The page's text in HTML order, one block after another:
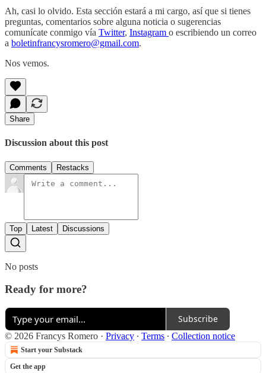
Ah, casi lo olvido. Esta sección estará a mi cargo, así que si tienes
preguntas, comentarios sobre alguna noticia o sugerencias
comunícate conmigo vía Twitter, Instagram o escribiendo un correo
a boletinfrancysromero@gmail.com.
Nos vemos.
Share
Discussion about this post
Comments Restacks
Top Latest Discussions
No posts
Ready for more?
Subscribe
© 2026 Francys Romero · Privacy ∙ Terms ∙ Collection notice
Start your Substack
Get the app